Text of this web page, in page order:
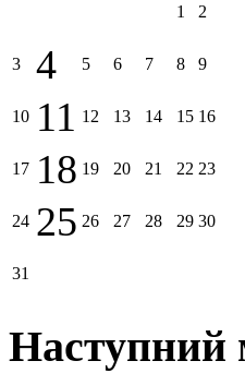
1 2
3 4 5 6 7 8 9
10 11 12 13 14 15 16
17 18 19 20 21 22 23
24 25 26 27 28 29 30
31
Наступний